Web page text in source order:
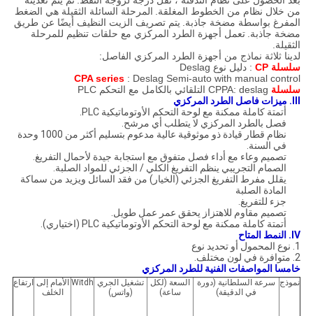
من خلال نظام من الخطوط المغلقة. المرحلة السائلة الثقيلة هي الضغط
المفرغ بواسطة مضخة جاذبة. يتم تصريف الزيت النظيف أيضًا عن طريق
مضخة جاذبة. تعمل أجهزة الطرد المركزي مع حلقات تنظيم للمرحلة
الثقيلة.
لدينا ثلاثة نماذج من أجهزة الطرد المركزي الفاصل:
سلسلة CP
: دليل نوع Deslag
CPA series : Deslag Semi-auto with manual control
سلسلة
ميزات فاصل الطرد المركزي
أتمتة كاملة ممكنة مع لوحة التحكم الأوتوماتيكية PLC.
فصل بالطرد المركزي لا يتطلب أي مرشح.
نظام قطار قيادة ذو موثوقية عالية مدعوم بتسليم أكثر من 1000 وحدة
في السنة.
تصميم وعاء مع أداء فصل متفوق مع استجابة جيدة لأحمال التفريغ.
الصمام التجريبي ينظم التفريغ الكلي / الجزئي للمواد الصلبة.
يقلل مفرط التفريغ الجزئي (الخيار) من فقد السائل ويزيد من سماكة
المادة الصلبة
جزء للتفريغ.
تصميم مقاوم للاهتزاز يحقق عمر عمل طويل.
أتمتة كاملة ممكنة مع لوحة التحكم الأوتوماتيكية PLC (اختياري).
IV.
النمط المتاح
1. نوع المحمول أو تحديد نوع
2. متوافرة في لون مختلف.
خامسا المواصفات الفنية للطرد المركزي
نموذج سرعة السلطانية (دورة
في الدقيقة)
السعة (لكل
ساعة)
تشغيل الجري
(واتس)
Witdh الأمام إلى
الخلف
ارتفاع